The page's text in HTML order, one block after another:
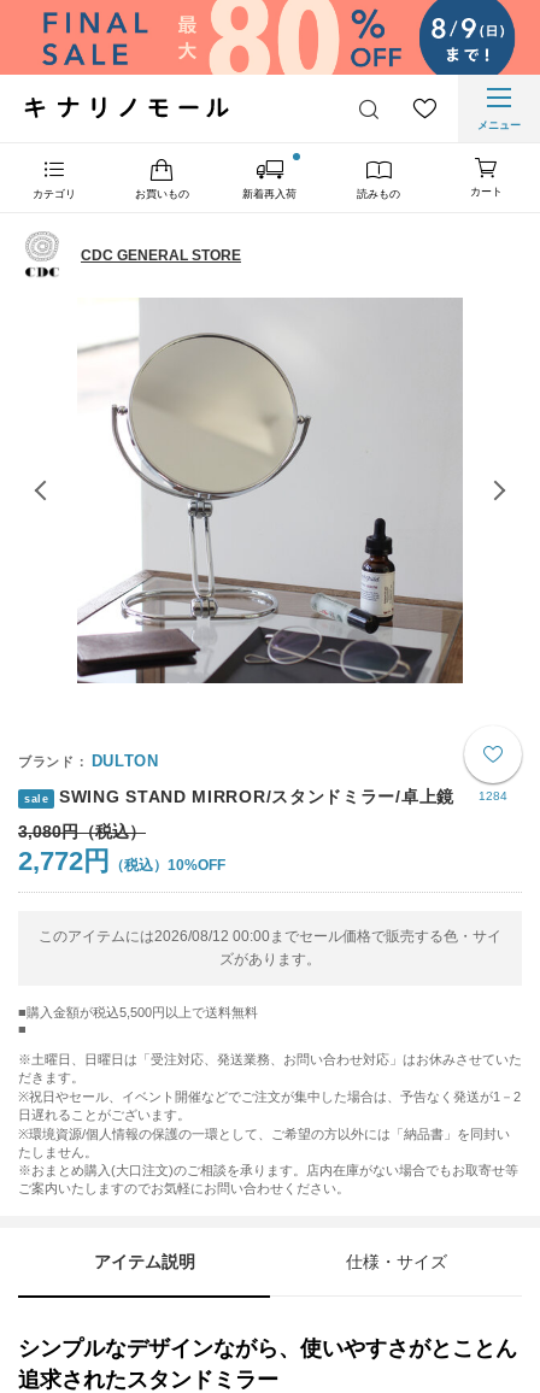
メニュー
カテゴリ お買いもの 新着再入荷 読みもの カート
CDC GENERAL STORE
1284
DULTON
sale
SWING STAND MIRROR/スタンドミラー/卓上鏡
3,080円
2,772円 10%OFF
このアイテムには2026/08/12 00:00までセール価格で販売する色・サイ
ズがあります。
購入金額が税込5,500円以上で送料無料
※土曜日、日曜日は「受注対応、発送業務、お問い合わせ対応」はお休みさせていた
だきます。
※祝日やセール、イベント開催などでご注文が集中した場合は、予告なく発送が1－2
日遅れることがございます。
※環境資源/個人情報の保護の一環として、ご希望の方以外には「納品書」を同封い
たしません。
※おまとめ購入(大口注文)のご相談を承ります。店内在庫がない場合でもお取寄せ等
ご案内いたしますのでお気軽にお問い合わせください。
アイテム説明 仕様・サイズ
シンプルなデザインながら、使いやすさがとことん
追求されたスタンドミラー